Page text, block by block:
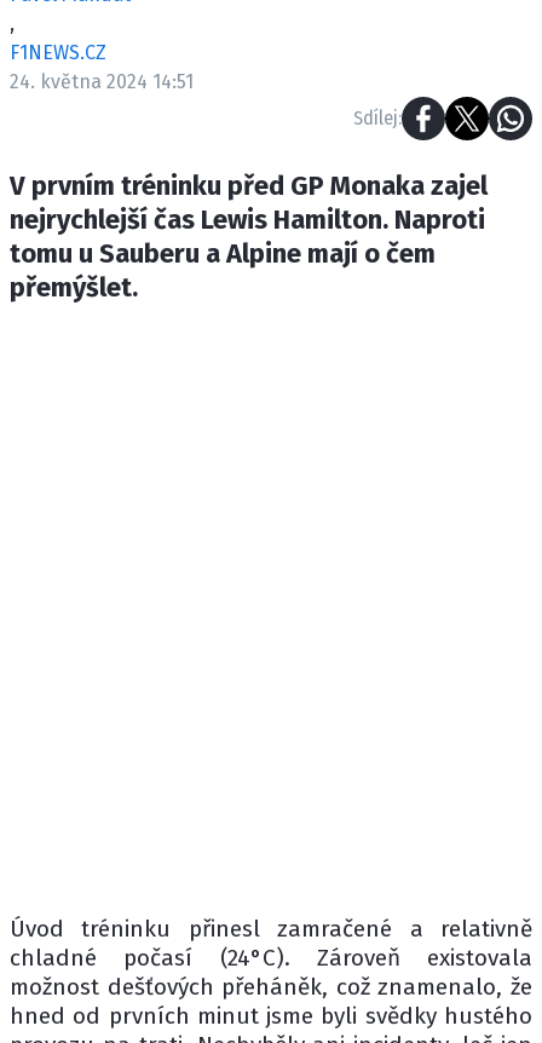
Provozovatelem serveru F1NEWS.cz je
,
F1NEWS.CZ
24. května 2024 14:51
Sdílej:
V prvním tréninku před GP Monaka zajel
nejrychlejší čas Lewis Hamilton. Naproti
tomu u Sauberu a Alpine mají o čem
přemýšlet.
Úvod tréninku přinesl zamračené a relativně
chladné počasí (24°C). Zároveň existovala
možnost dešťových přeháněk, což znamenalo, že
hned od prvních minut jsme byli svědky hustého